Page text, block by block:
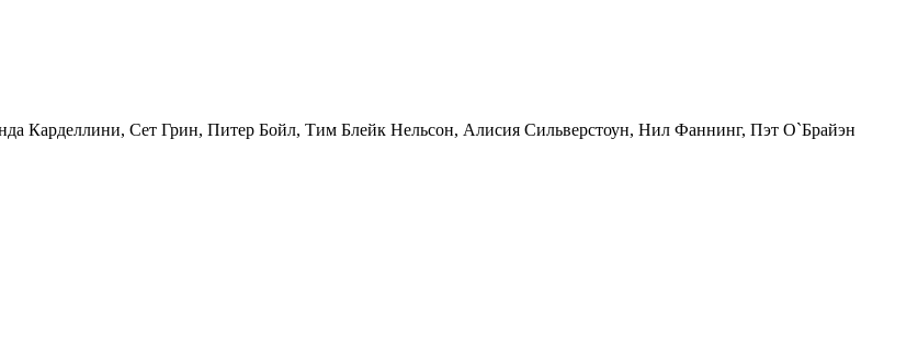
Карделлини, Сет Грин, Питер Бойл, Тим Блейк Нельсон, Алисия Сильверстоун, Нил Фаннинг, Пэт О`Брайэн